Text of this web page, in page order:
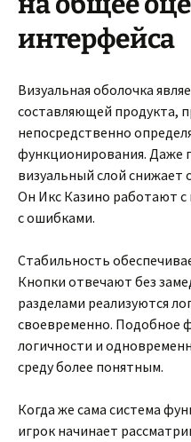
интерфейса
Визуальная оболочка
составляющей продукта,
непосредственно
функционирования. Даже
визуальный слой
Он Икс Казино работают
с ошибками.
Стабильность
Кнопки отвечают без
разделами реализуются
своевременно. Подобное
логичности и
среду более понятным.
Когда же сама система
игрок начинает